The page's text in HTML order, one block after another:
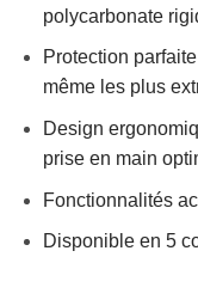
polycarbonate
Protection
même les plus
Design
prise en main
Fonctionnalités
Disponible en 5